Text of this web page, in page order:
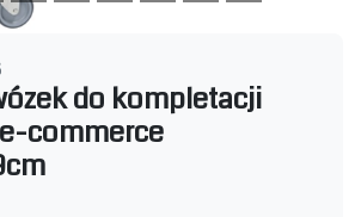
do kompletacji
commerce